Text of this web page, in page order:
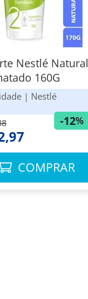
-12%
Nestlé Natural
160G
| Nestlé
COMPRAR